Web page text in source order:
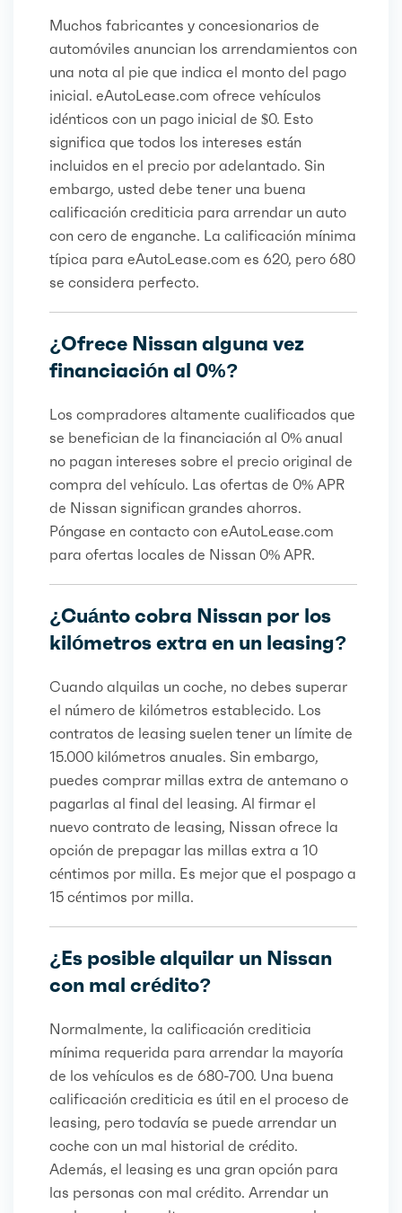
Muchos fabricantes y concesionarios de
automóviles anuncian los arrendamientos con
una nota al pie que indica el monto del pago
inicial. eAutoLease.com ofrece vehículos
idénticos con un pago inicial de $0. Esto
significa que todos los intereses están
incluidos en el precio por adelantado. Sin
embargo, usted debe tener una buena
calificación crediticia para arrendar un auto
con cero de enganche. La calificación mínima
típica para eAutoLease.com es 620, pero 680
se considera perfecto.
¿Ofrece Nissan alguna vez
financiación al 0%?
Los compradores altamente cualificados que
se benefician de la financiación al 0% anual
no pagan intereses sobre el precio original de
compra del vehículo. Las ofertas de 0% APR
de Nissan significan grandes ahorros.
Póngase en contacto con eAutoLease.com
para ofertas locales de Nissan 0% APR.
¿Cuánto cobra Nissan por los
kilómetros extra en un leasing?
Cuando alquilas un coche, no debes superar
el número de kilómetros establecido. Los
contratos de leasing suelen tener un límite de
15.000 kilómetros anuales. Sin embargo,
puedes comprar millas extra de antemano o
pagarlas al final del leasing. Al firmar el
nuevo contrato de leasing, Nissan ofrece la
opción de prepagar las millas extra a 10
céntimos por milla. Es mejor que el pospago a
15 céntimos por milla.
¿Es posible alquilar un Nissan
con mal crédito?
Normalmente, la calificación crediticia
mínima requerida para arrendar la mayoría
de los vehículos es de 680-700. Una buena
calificación crediticia es útil en el proceso de
leasing, pero todavía se puede arrendar un
coche con un mal historial de crédito.
Además, el leasing es una gran opción para
las personas con mal crédito. Arrendar un